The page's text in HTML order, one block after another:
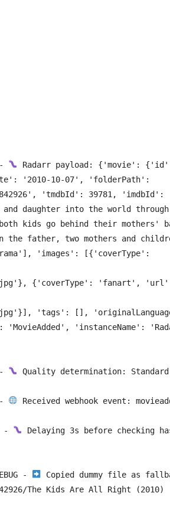
Radarr payload: {'movie':
'2010-10-07', 'folderPath':
'tmdbId': 39781, 'imdbId':
daughter into the world through
kids go behind their mothers'
the father, two mothers and
'images': [{'coverType':
{'coverType': 'fanart',
'tags': [],
'instanceName':
Quality determination: Standard
Received webhook event:
-
Delaying 3s before checking
-
Copied dummy file as
The Kids Are All Right (2010)